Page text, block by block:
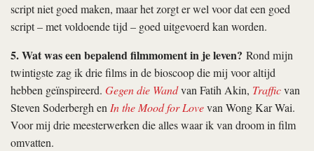
script niet goed maken, maar het zorgt er wel voor dat een goed
script – met voldoende tijd – goed uitgevoerd kan worden.
5. Wat was een bepalend filmmoment in je leven? Rond mijn
twintigste zag ik drie films in de bioscoop die mij voor altijd
hebben geïnspireerd. Gegen die Wandvan Fatih Akin, Trafficvan
Steven Soderbergh en In the Mood for Lovevan Wong Kar Wai.
Voor mij drie meesterwerken die alles waar ik van droom in film
omvatten.